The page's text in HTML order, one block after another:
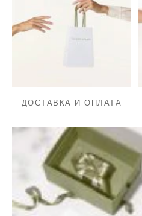
ДОСТАВКА И ОПЛАТА